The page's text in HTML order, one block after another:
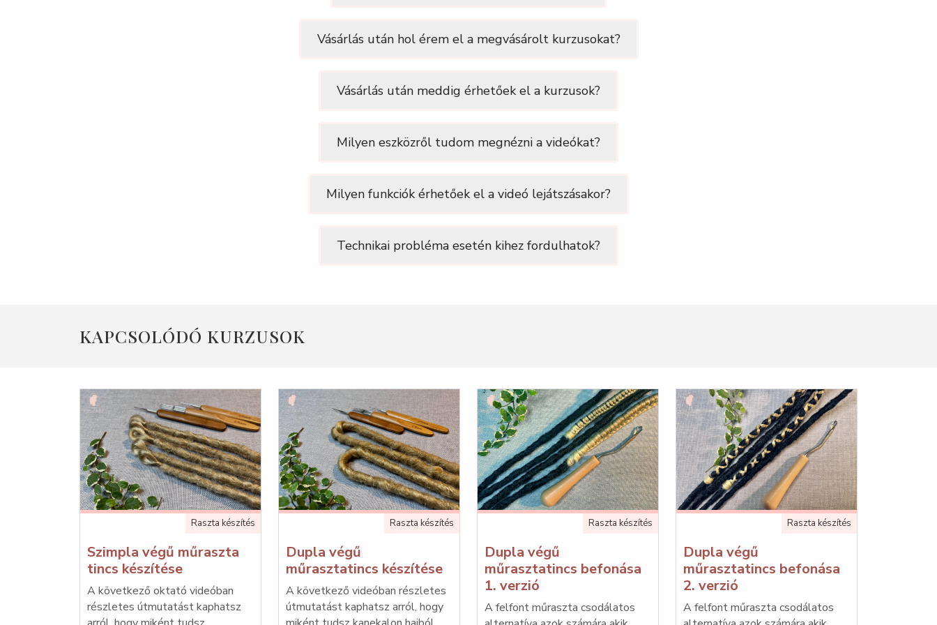
Vásárlás után hol érem el a megvásárolt kurzusokat?
Vásárlás után meddig érhetőek el a kurzusok?
Milyen eszközről tudom megnézni a videókat?
Milyen funkciók érhetőek el a videó lejátszásakor?
Technikai probléma esetén kihez fordulhatok?
KAPCSOLÓDÓ KURZUSOK
Raszta készítés
Szimpla végű műraszta
tincs készítése
A következő oktató videóban
részletes útmutatást kaphatsz
Raszta készítés
Dupla végű
műrasztatincs készítése
A következő videóban részletes
útmutatást kaphatsz arról, hogy
Raszta készítés
Dupla végű
műrasztatincs befonása
1. verzió
A felfont műraszta csodálatos
Raszta készítés
Dupla végű
műrasztatincs befonása
2. verzió
A felfont műraszta csodálatos